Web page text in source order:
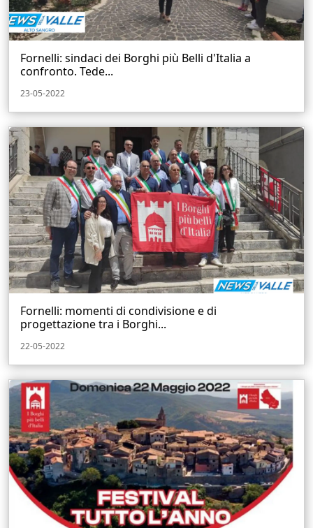
Fornelli: sindaci dei Borghi più Belli d'Italia a
confronto. Tede...
23-05-2022
Fornelli: momenti di condivisione e di
progettazione tra i Borghi...
22-05-2022